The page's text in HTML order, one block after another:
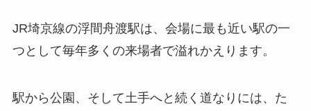
JR埼京線の浮間舟渡駅は、会場に最も近い駅の一
つとして毎年多くの来場者で溢れかえります。
駅から公園、そして土手へと続く道なりには、た